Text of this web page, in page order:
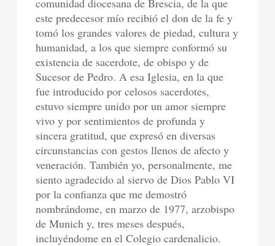
comunidad diocesana de Brescia, de la que
este predecesor mío recibió el don de la fe y
tomó los grandes valores de piedad, cultura y
humanidad, a los que siempre conformó su
existencia de sacerdote, de obispo y de
Sucesor de Pedro. A esa Iglesia, en la que
fue introducido por celosos sacerdotes,
estuvo siempre unido por un amor siempre
vivo y por sentimientos de profunda y
sincera gratitud, que expresó en diversas
circunstancias con gestos llenos de afecto y
veneración. También yo, personalmente, me
siento agradecido al siervo de Dios Pablo VI
por la confianza que me demostró
nombrándome, en marzo de 1977, arzobispo
de Munich y, tres meses después,
incluyéndome en el Colegio cardenalicio.